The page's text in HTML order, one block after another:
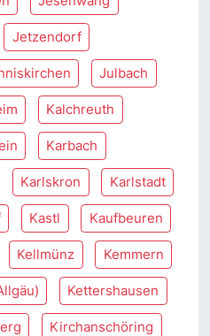
Jetzendorf
Julbach
Kalchreuth
Karbach
Karlskron Karlstadt
Kastl Kaufbeuren
Kellmünz Kemmern
Kettershausen
Kirchanschöring